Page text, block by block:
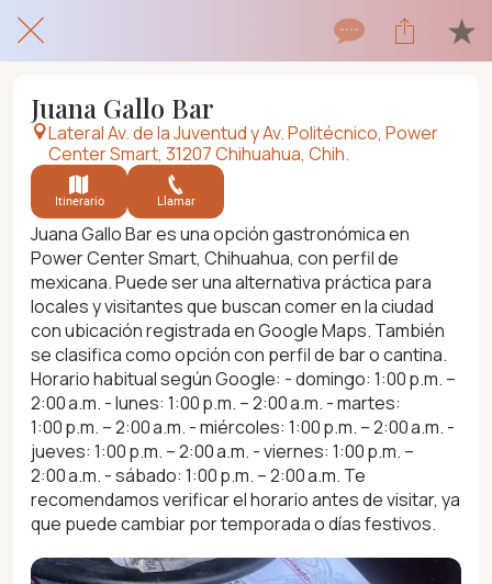
Juana Gallo Bar
Lateral Av. de la Juventud y Av. Politécnico, Power
Center Smart, 31207 Chihuahua, Chih.
Itinerario Llamar
Juana Gallo Bar es una opción gastronómica en
Power Center Smart, Chihuahua, con perfil de
mexicana. Puede ser una alternativa práctica para
locales y visitantes que buscan comer en la ciudad
con ubicación registrada en Google Maps. También
se clasifica como opción con perfil de bar o cantina.
Horario habitual según Google: - domingo: 1:00 p.m. –
2:00 a.m. - lunes: 1:00 p.m. – 2:00 a.m. - martes:
1:00 p.m. – 2:00 a.m. - miércoles: 1:00 p.m. – 2:00 a.m. -
jueves: 1:00 p.m. – 2:00 a.m. - viernes: 1:00 p.m. –
2:00 a.m. - sábado: 1:00 p.m. – 2:00 a.m. Te
recomendamos verificar el horario antes de visitar, ya
que puede cambiar por temporada o días festivos.